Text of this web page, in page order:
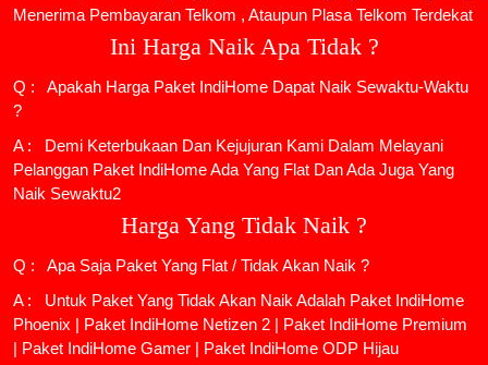
Menerima Pembayaran Telkom , Ataupun Plasa Telkom Terdekat
Ini Harga Naik Apa Tidak ?
Q : Apakah Harga Paket IndiHome Dapat Naik Sewaktu-Waktu
?
A : Demi Keterbukaan Dan Kejujuran Kami Dalam Melayani
Pelanggan Paket IndiHome Ada Yang Flat Dan Ada Juga Yang
Naik Sewaktu2
Harga Yang Tidak Naik ?
Q : Apa Saja Paket Yang Flat / Tidak Akan Naik ?
A : Untuk Paket Yang Tidak Akan Naik Adalah Paket IndiHome
Phoenix | Paket IndiHome Netizen 2 | Paket IndiHome Premium
| Paket IndiHome Gamer | Paket IndiHome ODP Hijau